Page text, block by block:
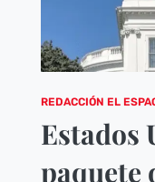
REDACCIÓN EL
Estados
paquete